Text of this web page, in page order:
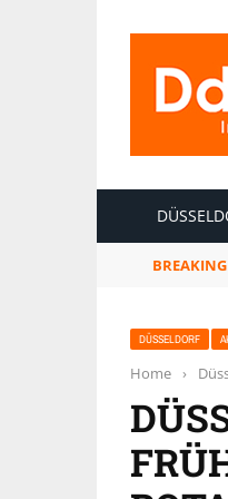
DÜSSELDORF
Home ›